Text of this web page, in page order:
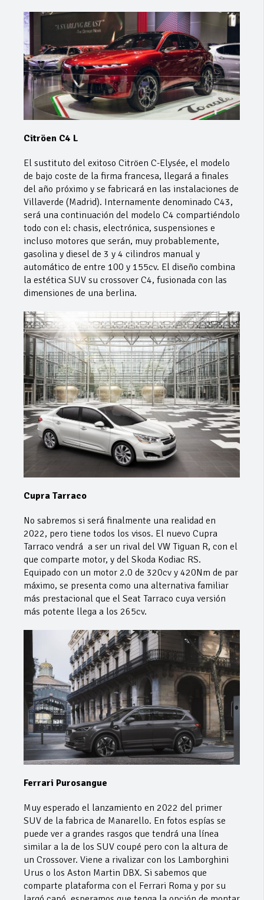
Citröen C4 L
El sustituto del exitoso Citröen C-Elysée, el modelo
de bajo coste de la firma francesa, llegará a finales
del año próximo y se fabricará en las instalaciones de
Villaverde (Madrid). Internamente denominado C43,
será una continuación del modelo C4 compartiéndolo
todo con el: chasis, electrónica, suspensiones e
incluso motores que serán, muy probablemente,
gasolina y diesel de 3 y 4 cilindros manual y
automático de entre 100 y 155cv. El diseño combina
la estética SUV su crossover C4, fusionada con las
dimensiones de una berlina.
Cupra Tarraco
No sabremos si será finalmente una realidad en
2022, pero tiene todos los visos. El nuevo Cupra
Tarraco vendrá a ser un rival del VW Tiguan R, con el
que comparte motor, y del Skoda Kodiac RS.
Equipado con un motor 2.0 de 320cv y 420Nm de par
máximo, se presenta como una alternativa familiar
más prestacional que el Seat Tarraco cuya versión
más potente llega a los 265cv.
Ferrari Purosangue
Muy esperado el lanzamiento en 2022 del primer
SUV de la fabrica de Manarello. En fotos espías se
puede ver a grandes rasgos que tendrá una línea
similar a la de los SUV coupé pero con la altura de
un Crossover. Viene a rivalizar con los Lamborghini
Urus o los Aston Martin DBX. Si sabemos que
comparte plataforma con el Ferrari Roma y por su